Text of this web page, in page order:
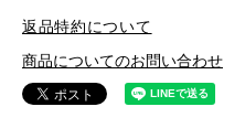
返品特約について
商品についてのお問い合わせ